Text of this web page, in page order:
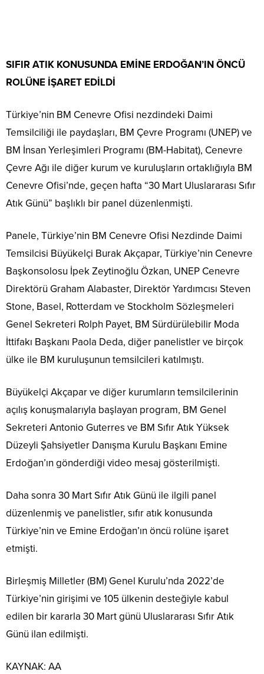
SIFIR ATIK KONUSUNDA EMİNE ERDOĞAN’IN ÖNCÜ
ROLÜNE İŞARET EDİLDİ
Türkiye’nin BM Cenevre Ofisi nezdindeki Daimi
Temsilciliği ile paydaşları, BM Çevre Programı (UNEP) ve
BM İnsan Yerleşimleri Programı (BM-Habitat), Cenevre
Çevre Ağı ile diğer kurum ve kuruluşların ortaklığıyla BM
Cenevre Ofisi’nde, geçen hafta “30 Mart Uluslararası Sıfır
Atık Günü” başlıklı bir panel düzenlenmişti.
Panele, Türkiye’nin BM Cenevre Ofisi Nezdinde Daimi
Temsilcisi Büyükelçi Burak Akçapar, Türkiye’nin Cenevre
Başkonsolosu İpek Zeytinoğlu Özkan, UNEP Cenevre
Direktörü Graham Alabaster, Direktör Yardımcısı Steven
Stone, Basel, Rotterdam ve Stockholm Sözleşmeleri
Genel Sekreteri Rolph Payet, BM Sürdürülebilir Moda
İttifakı Başkanı Paola Deda, diğer panelistler ve birçok
ülke ile BM kuruluşunun temsilcileri katılmıştı.
Büyükelçi Akçapar ve diğer kurumların temsilcilerinin
açılış konuşmalarıyla başlayan program, BM Genel
Sekreteri Antonio Guterres ve BM Sıfır Atık Yüksek
Düzeyli Şahsiyetler Danışma Kurulu Başkanı Emine
Erdoğan’ın gönderdiği video mesaj gösterilmişti.
Daha sonra 30 Mart Sıfır Atık Günü ile ilgili panel
düzenlenmiş ve panelistler, sıfır atık konusunda
Türkiye’nin ve Emine Erdoğan’ın öncü rolüne işaret
etmişti.
Birleşmiş Milletler (BM) Genel Kurulu’nda 2022’de
Türkiye’nin girişimi ve 105 ülkenin desteğiyle kabul
edilen bir kararla 30 Mart günü Uluslararası Sıfır Atık
Günü ilan edilmişti.
KAYNAK: AA